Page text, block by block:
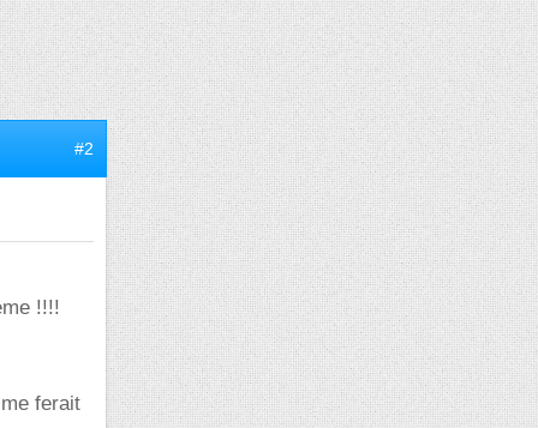
#2
!!!!
ferait